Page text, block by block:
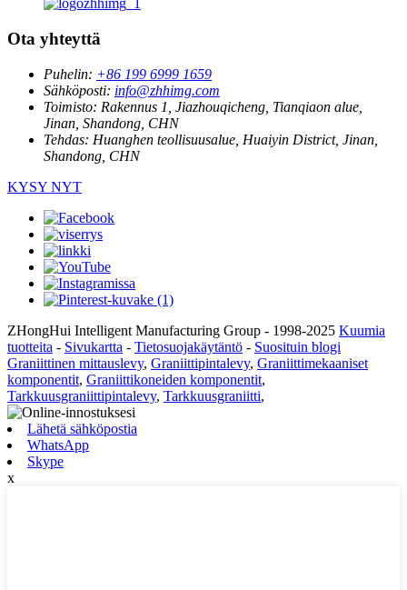
Ota yhteyttä
Puhelin: +86 199 6999 1659
Sähköposti: info@zhhimg.com
Toimisto: Rakennus 1, Jiazhouqicheng, Tianqiaon alue,
Jinan, Shandong, CHN
Tehdas: Huanghen teollisuusalue, Huaiyin District, Jinan,
Shandong, CHN
KYSY NYT
ZHongHui Intelligent Manufacturing Group - 1998-2025 Kuumia
tuotteita - Sivukartta - Tietosuojakäytäntö - Suosituin blogi
Graniittinen mittauslevy, Graniittipintalevy, Graniittimekaaniset
komponentit, Graniittikoneiden komponentit,
Tarkkuusgraniittipintalevy, Tarkkuusgraniitti,
Lähetä sähköpostia
WhatsApp
Skype
x